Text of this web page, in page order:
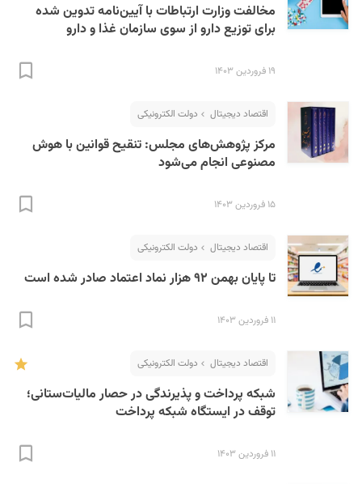
مخالفت وزارت ارتباطات با آیین‌نامه تدوین شده
برای توزیع دارو از سوی سازمان غذا و دارو
۱۹ فروردین ۱۴۰۳
اقتصاد دیجیتال دولت الکترونیکی
مرکز پژوهش‌های مجلس: تنقیح قوانین با هوش
مصنوعی انجام می‌شود
۱۵ فروردین ۱۴۰۳
اقتصاد دیجیتال دولت الکترونیکی
تا پایان بهمن ۹۲ هزار نماد اعتماد صادر شده است
۱۱ فروردین ۱۴۰۳
اقتصاد دیجیتال دولت الکترونیکی
شبکه پرداخت و پذیرندگی در حصار مالیات‌ستانی؛
توقف در ایستگاه شبکه پرداخت
۱۱ فروردین ۱۴۰۳